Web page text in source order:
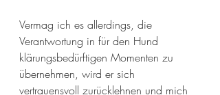
Vermag ich es allerdings, die
Verantwortung in für den Hund
klärungsbedürftigen Momenten zu
übernehmen, wird er sich
vertrauensvoll zurücklehnen und mich